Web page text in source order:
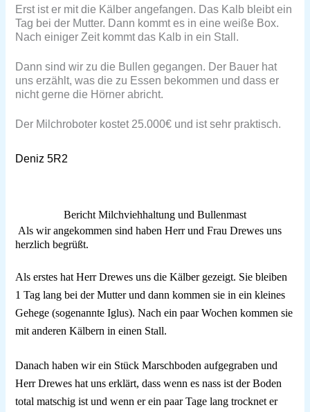
Erst ist er mit die Kälber angefangen. Das Kalb bleibt ein
Tag bei der Mutter. Dann kommt es in eine weiße Box.
Nach einiger Zeit kommt das Kalb in ein Stall.
Dann sind wir zu die Bullen gegangen. Der Bauer hat
uns erzählt, was die zu Essen bekommen und dass er
nicht gerne die Hörner abricht.
Der Milchroboter kostet 25.000€ und ist sehr praktisch.
Deniz 5R2
Bericht Milchviehhaltung und Bullenmast
Als wir angekommen sind haben Herr und Frau Drewes uns
herzlich begrüßt.
Als erstes hat Herr Drewes uns die Kälber gezeigt. Sie bleiben
1 Tag lang bei der Mutter und dann kommen sie in ein kleines
Gehege (sogenannte Iglus).Nach ein paar Wochen kommen sie
mit anderen Kälbern in einen Stall.
Danach haben wir ein Stück Marschboden aufgegraben und
Herr Drewes hat uns erklärt, dass wenn es nass ist der Boden
total matschig ist und wenn er ein paar Tage lang trocknet er